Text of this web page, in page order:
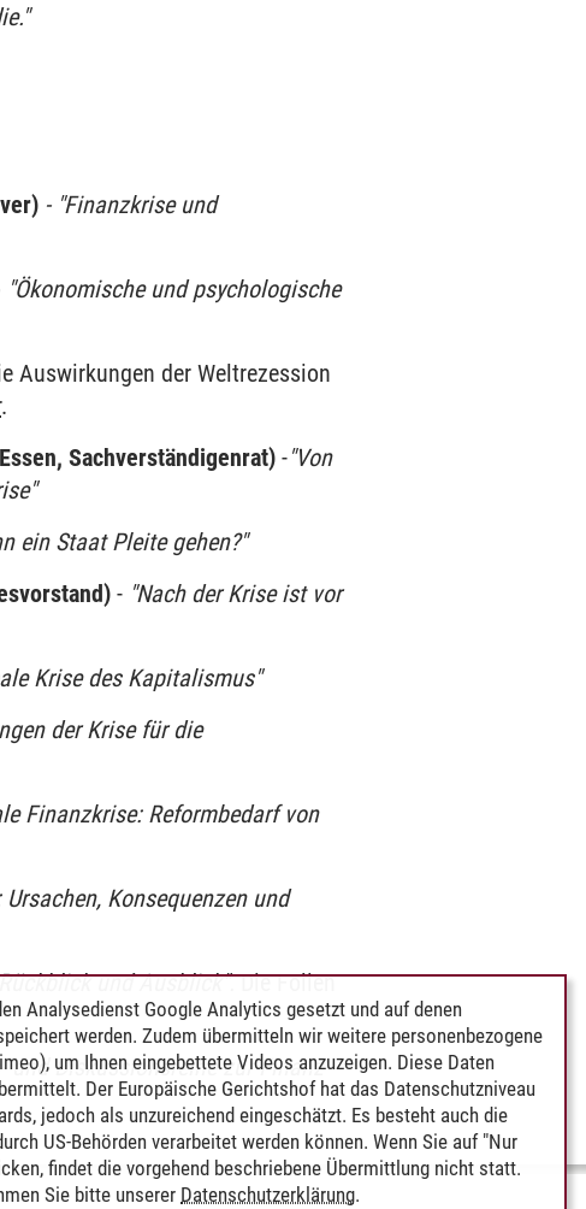
- "Finanzkrise und
"Ökonomische und psychologische
Auswirkungen der Weltrezession
.
Sachverständigenrat)-"Von
ein Staat Pleite gehen?"
- "Nach der Krise ist vor
Krise des Kapitalismus"
der Krise für die
Finanzkrise: Reformbedarf von
Konsequenzen und
und Ausblick".Die Folien
und Diskussionsreihe zur Finanz-
Analysedienst Google Analytics gesetzt und auf denen
werden. Zudem übermitteln wir weitere personenbezogene
um Ihnen eingebettete Videos anzuzeigen. Diese Daten
Der Europäische Gerichtshof hat das Datenschutzniveau
jedoch als unzureichend eingeschätzt. Es besteht auch die
US-Behörden verarbeitet werden können. Wenn Sie auf "Nur
findet die vorgehend beschriebene Übermittlung nicht statt.
Sie bitte unserer Datenschutzerklärung.